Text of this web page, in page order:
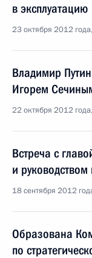
в эксплуатацию
23 октября 2012
Владимир Путин
Игорем
22 октября 2012
Встреча с
и
18 сентября 2012
Образована
по